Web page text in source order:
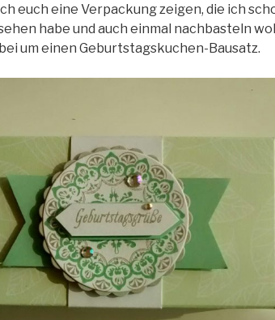
euch eine Verpackung zeigen, die ich
habe und auch einmal nachbasteln
um einen Geburtstagskuchen-Bausatz.